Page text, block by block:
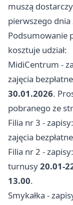
muszą
pierwszego
Podsumowanie
kosztuje udział:
MidiCentrum -
zajęcia
30.01.2026.
pobranego ze
Filia nr 3 - zapisy:
zajęcia
Filia nr 2 - zapisy:
turnusy20.01-
13.00.
Smykałka -